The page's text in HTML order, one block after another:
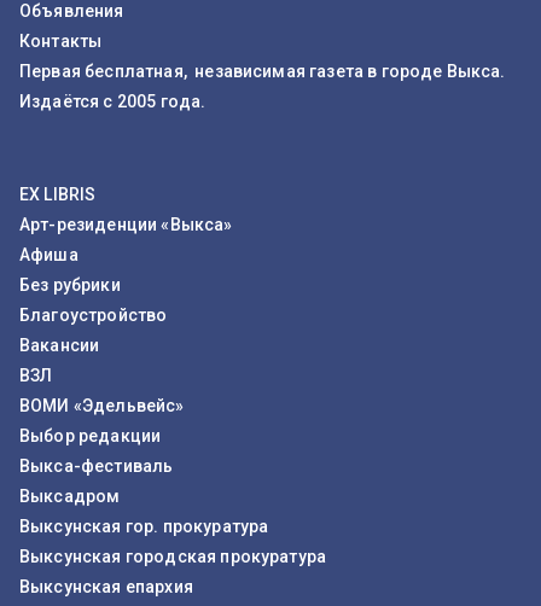
Объявления
Контакты
Первая бесплатная, независимая газета в городе Выкса.
Издаётся с 2005 года.
EX LIBRIS
Арт-резиденции «Выкса»
Афиша
Без рубрики
Благоустройство
Вакансии
ВЗЛ
ВОМИ «Эдельвейс»
Выбор редакции
Выкса-фестиваль
Выксадром
Выксунская гор. прокуратура
Выксунская городская прокуратура
Выксунская епархия